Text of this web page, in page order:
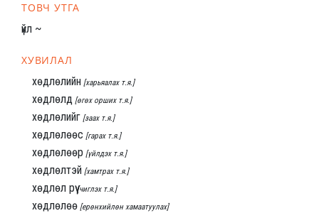
ТОВЧ УТГА
үйл ~
ХУВИЛАЛ
хөдлөлийн [харьяалах т.я.]
хөдлөлд [өгөх орших т.я.]
хөдлөлийг [заах т.я.]
хөдлөлөөс [гарах т.я.]
хөдлөлөөр [үйлдэх т.я.]
хөдлөлтэй [хамтрах т.я.]
хөдлөл рүү [чиглэх т.я.]
хөдлөлөө [ерөнхийлөн хамаатуулах]